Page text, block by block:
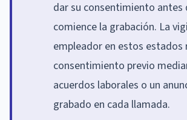
dar su consentimiento antes
comience la grabación. La
empleador en estos estados
consentimiento previo
acuerdos laborales o un
grabado en cada llamada.